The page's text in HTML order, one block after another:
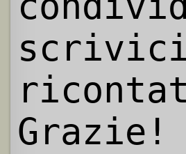
Grazie!